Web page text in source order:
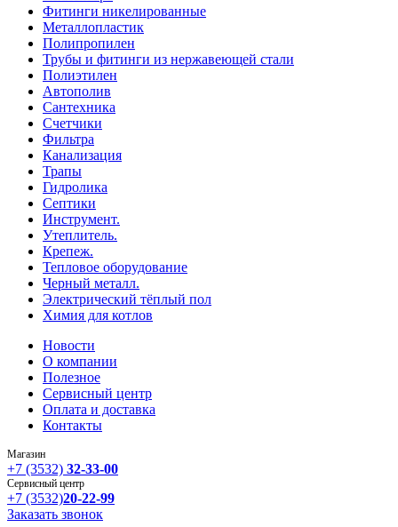
Фитинги никелированные
Металлопластик
Полипропилен
Трубы и фитинги из нержавеющей стали
Полиэтилен
Автополив
Сантехника
Счетчики
Фильтра
Канализация
Трапы
Гидролика
Септики
Инструмент.
Утеплитель.
Крепеж.
Тепловое оборудование
Черный металл.
Электрический тёплый пол
Химия для котлов
Новости
О компании
Полезное
Сервисный центр
Оплата и доставка
Контакты
Магазин
+7 (3532) 32-33-00
Сервисный центр
+7 (3532)20-22-99
Заказать звонок